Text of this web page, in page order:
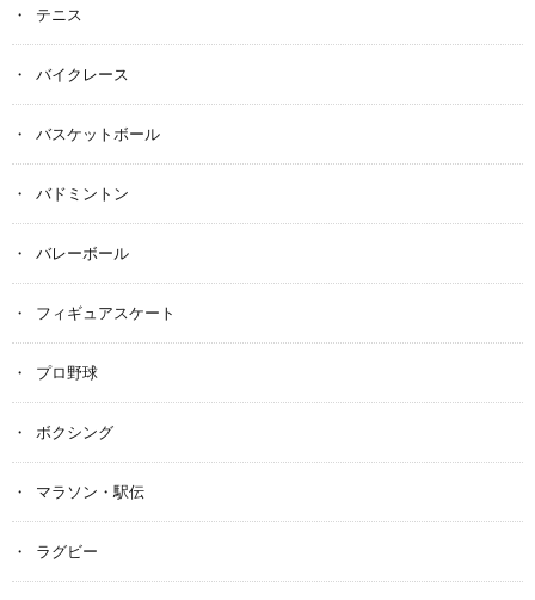
テニス
バイクレース
バスケットボール
バドミントン
バレーボール
フィギュアスケート
プロ野球
ボクシング
マラソン・駅伝
ラグビー